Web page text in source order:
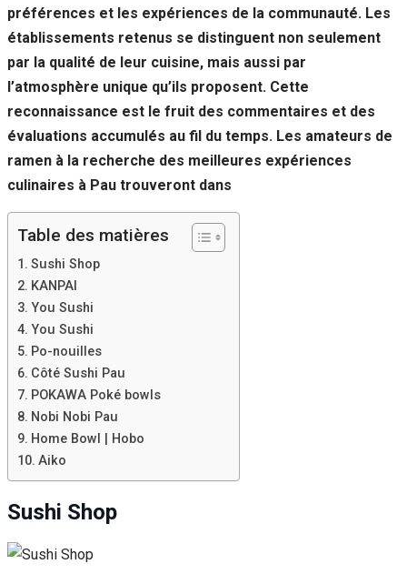
préférences et les expériences de la communauté. Les
établissements retenus se distinguent non seulement
par la qualité de leur cuisine, mais aussi par
l’atmosphère unique qu’ils proposent. Cette
reconnaissance est le fruit des commentaires et des
évaluations accumulés au fil du temps. Les amateurs de
ramen à la recherche des meilleures expériences
culinaires à Pau trouveront dans
Table des matières
Sushi Shop
KANPAI
You Sushi
You Sushi
Po-nouilles
Côté Sushi Pau
POKAWA Poké bowls
Nobi Nobi Pau
Home Bowl | Hobo
Aiko
Sushi Shop
cookies,
fonctionnalités
disparaîtront
du site Web.
Marketing
En partageant
votre
comportement
lorsque vous
visitez notre
site, vous
augmentez les
chances de
voir du
contenu et des
offres
personnalisés.